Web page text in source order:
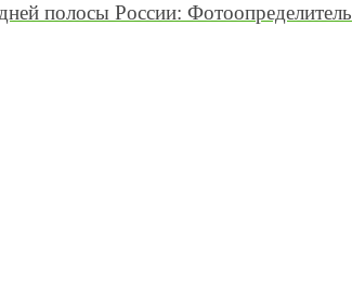
полосы России: Фотоопределитель